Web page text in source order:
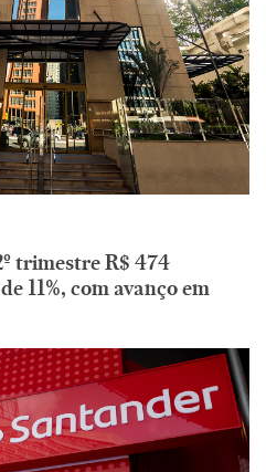
trimestre R$ 474
11%, com avanço em